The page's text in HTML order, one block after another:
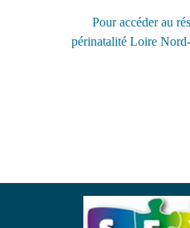
Pour accéder au
périnatalité Loire